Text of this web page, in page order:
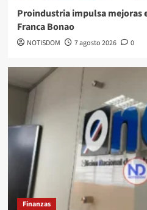
Proindustria impulsa mejoras
Franca Bonao
NOTISDOM 7 agosto 2026 0
Finanzas